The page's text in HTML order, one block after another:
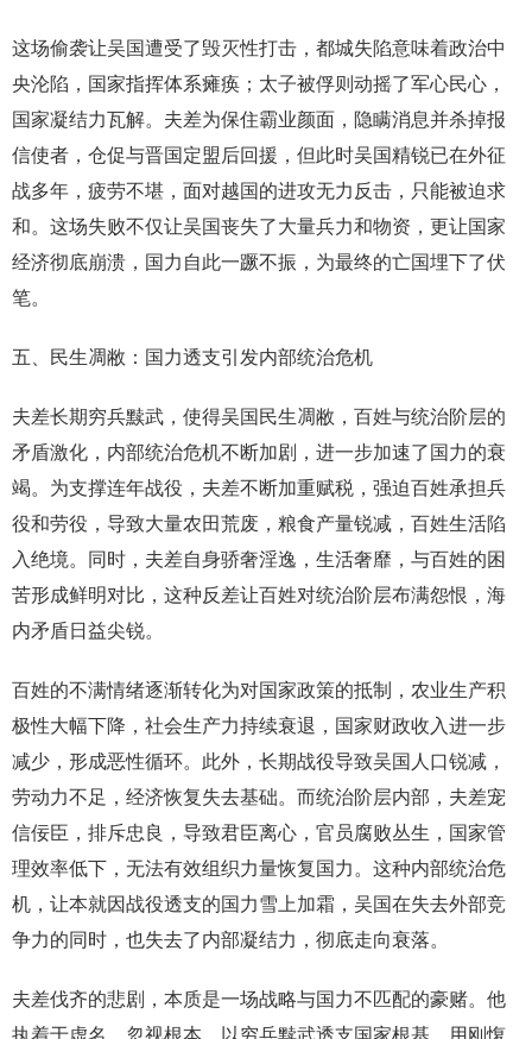
这场偷袭让吴国遭受了毁灭性打击，都城失陷意味着政治中
央沦陷，国家指挥体系瘫痪；太子被俘则动摇了军心民心，
国家凝结力瓦解。夫差为保住霸业颜面，隐瞒消息并杀掉报
信使者，仓促与晋国定盟后回援，但此时吴国精锐已在外征
战多年，疲劳不堪，面对越国的进攻无力反击，只能被迫求
和。这场失败不仅让吴国丧失了大量兵力和物资，更让国家
经济彻底崩溃，国力自此一蹶不振，为最终的亡国埋下了伏
笔。
五、民生凋敝：国力透支引发内部统治危机
夫差长期穷兵黩武，使得吴国民生凋敝，百姓与统治阶层的
矛盾激化，内部统治危机不断加剧，进一步加速了国力的衰
竭。为支撑连年战役，夫差不断加重赋税，强迫百姓承担兵
役和劳役，导致大量农田荒废，粮食产量锐减，百姓生活陷
入绝境。同时，夫差自身骄奢淫逸，生活奢靡，与百姓的困
苦形成鲜明对比，这种反差让百姓对统治阶层布满怨恨，海
内矛盾日益尖锐。
百姓的不满情绪逐渐转化为对国家政策的抵制，农业生产积
极性大幅下降，社会生产力持续衰退，国家财政收入进一步
减少，形成恶性循环。此外，长期战役导致吴国人口锐减，
劳动力不足，经济恢复失去基础。而统治阶层内部，夫差宠
信佞臣，排斥忠良，导致君臣离心，官员腐败丛生，国家管
理效率低下，无法有效组织力量恢复国力。这种内部统治危
机，让本就因战役透支的国力雪上加霜，吴国在失去外部竞
争力的同时，也失去了内部凝结力，彻底走向衰落。
夫差伐齐的悲剧，本质是一场战略与国力不匹配的豪赌。他
执着于虚名，忽视根本，以穷兵黩武透支国家根基，用刚愎